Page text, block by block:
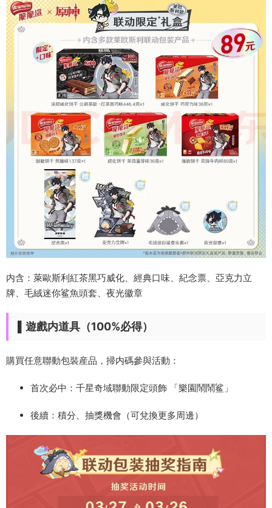
内含：萊歐斯利紅茶黑巧威化、經典口味、紀念票、亞克力立
牌、毛絨迷你鲨魚頭套、夜光徽章
▌遊戲内道具（100%必得）
購買任意聯動包裝産品，掃内碼參與活動：
首次必中：千星奇域聯動限定頭飾 「樂園鬧鬧鲨」
後續：積分、抽獎機會（可兌換更多周邊）